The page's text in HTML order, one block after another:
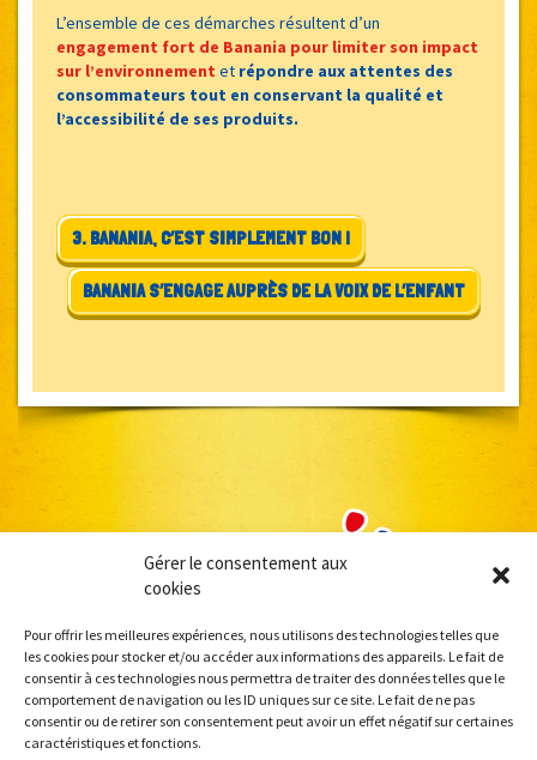
Gérer le consentement aux
cookies
Pour offrir les meilleures expériences, nous utilisons des technologies telles que
les cookies pour stocker et/ou accéder aux informations des appareils. Le fait de
consentir à ces technologies nous permettra de traiter des données telles que le
comportement de navigation ou les ID uniques sur ce site. Le fait de ne pas
consentir ou de retirer son consentement peut avoir un effet négatif sur certaines
caractéristiques et fonctions.
L’ensemble de ces démarches résultent d’un
engagement fort de Banania pour limiter son impact
sur l’environnement et répondre aux attentes des
consommateurs tout en conservant la qualité et
l’accessibilité de ses produits.
3. BANANIA, C’EST SIMPLEMENT BON !
BANANIA S’ENGAGE AUPRÈS DE LA VOIX DE L’ENFANT